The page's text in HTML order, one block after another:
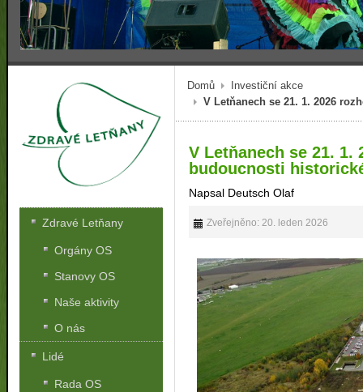
Domů
Investiční akce
V Letňanech se 21. 1. 2026
V Letňanech se 21. 1.
budoucnosti
Napsal Deutsch Olaf
Zveřejněno: 20. leden 2026
Zdravé Letňany
Orgány OS
Stanovy OS
Naše aktivity
O nás
Lidé
Rada OS